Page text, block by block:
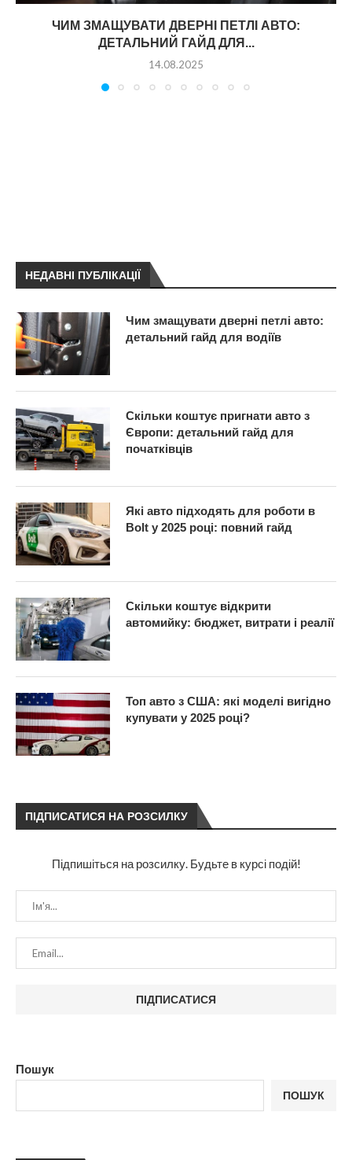
ЧИМ ЗМАЩУВАТИ ДВЕРНІ ПЕТЛІ АВТО:
ДЕТАЛЬНИЙ ГАЙД ДЛЯ...
14.08.2025
Пошук
ПОШУК
НЕДАВНІ ПУБЛІКАЦІЇ
Чим змащувати дверні петлі авто:
детальний гайд для водіїв
Скільки коштує пригнати авто з
Європи: детальний гайд для
початківців
Які авто підходять для роботи в
Bolt у 2025 році: повний гайд
Скільки коштує відкрити
автомийку: бюджет, витрати і реалії
Топ авто з США: які моделі вигідно
купувати у 2025 році?
ПІДПИСАТИСЯ НА РОЗСИЛКУ
Підпишіться на розсилку. Будьте в курсі подій!